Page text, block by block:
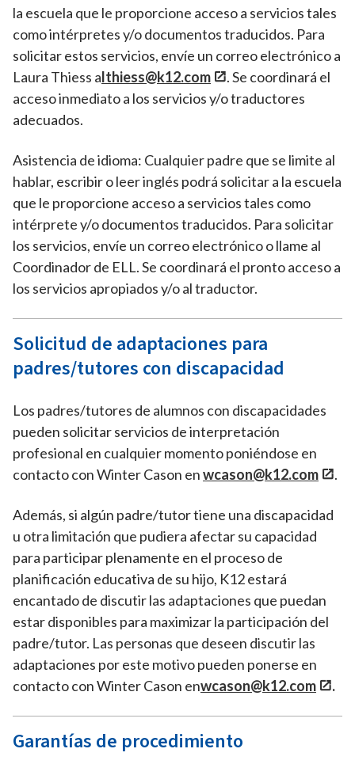
la escuela que le proporcione acceso a servicios tales
como intérpretes y/o documentos traducidos. Para
solicitar estos servicios, envíe un correo electrónico a
Laura Thiess althiess@k12.com
. Se coordinará el
acceso inmediato a los servicios y/o traductores
adecuados.
Asistencia de idioma: Cualquier padre que se limite al
hablar, escribir o leer inglés podrá solicitar a la escuela
que le proporcione acceso a servicios tales como
intérprete y/o documentos traducidos. Para solicitar
los servicios, envíe un correo electrónico o llame al
Coordinador de ELL. Se coordinará el pronto acceso a
los servicios apropiados y/o al traductor.
Solicitud de adaptaciones para
padres/tutores con discapacidad
Los padres/tutores de alumnos con discapacidades
pueden solicitar servicios de interpretación
profesional en cualquier momento poniéndose en
contacto con Winter Cason enwcason@k12.com .
Además, si algún padre/tutor tiene una discapacidad
u otra limitación que pudiera afectar su capacidad
para participar plenamente en el proceso de
planificación educativa de su hijo, K12 estará
encantado de discutir las adaptaciones que puedan
estar disponibles para maximizar la participación del
padre/tutor. Las personas que deseen discutir las
adaptaciones por este motivo pueden ponerse en
contacto con Winter Cason enwcason@k12.com .
Garantías de procedimiento